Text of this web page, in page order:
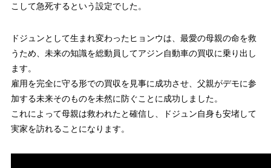
こして急死するという設定でした。
ドジュンとして生まれ変わったヒョンウは、最愛の母親の命を救
うため、未来の知識を総動員してアジン自動車の買収に乗り出し
ます。
雇用を完全に守る形での買収を見事に成功させ、父親がデモに参
加する未来そのものを未然に防ぐことに成功しました。
これによって母親は救われたと確信し、ドジュン自身も安堵して
実家を訪れることになります。